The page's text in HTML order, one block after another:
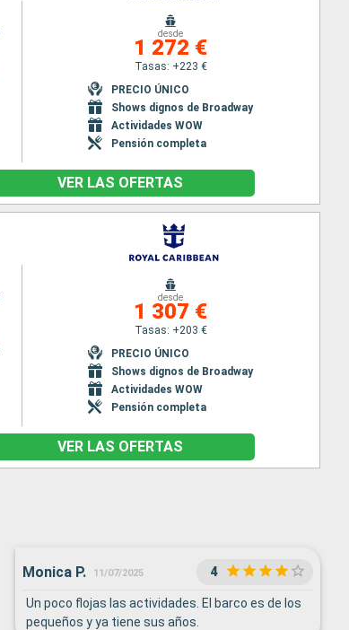
desde
1 272 €
Tasas: +223 €
PRECIO ÚNICO
Shows dignos de Broadway
Actividades WOW
Pensión completa
VER LAS OFERTAS
desde
1 307 €
Tasas: +203 €
PRECIO ÚNICO
Shows dignos de Broadway
Actividades WOW
Pensión completa
VER LAS OFERTAS
Monica P. 11/07/2025 4
Un poco flojas las actividades. El barco es de los
pequeños y ya tiene sus años.